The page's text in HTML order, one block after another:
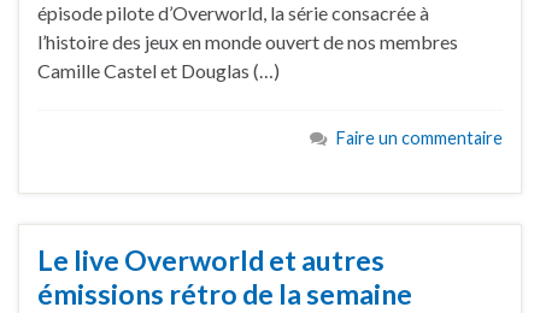
épisode pilote d’Overworld, la série consacrée à
l’histoire des jeux en monde ouvert de nos membres
Camille Castel et Douglas (…)
Faire un commentaire
Le live Overworld et autres
émissions rétro de la semaine